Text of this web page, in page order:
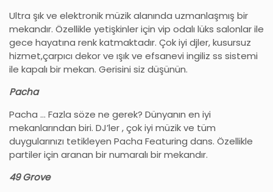
Ultra şık ve elektronik müzik alanında uzmanlaşmış bir
mekandır. Özellikle yetişkinler için vip odalı lüks salonlar ile
gece hayatına renk katmaktadır. Çok iyi djler, kusursuz
hizmet,çarpıcı dekor ve ışık ve efsanevi ingiliz ss sistemi
ile kapalı bir mekan. Gerisini siz düşünün.
Pacha
Pacha … Fazla söze ne gerek? Dünyanın en iyi
mekanlarından biri. DJ’ler , çok iyi müzik ve tüm
duygularınızı tetikleyen Pacha Featuring dans. Özellikle
partiler için aranan bir numaralı bir mekandır.
49 Grove